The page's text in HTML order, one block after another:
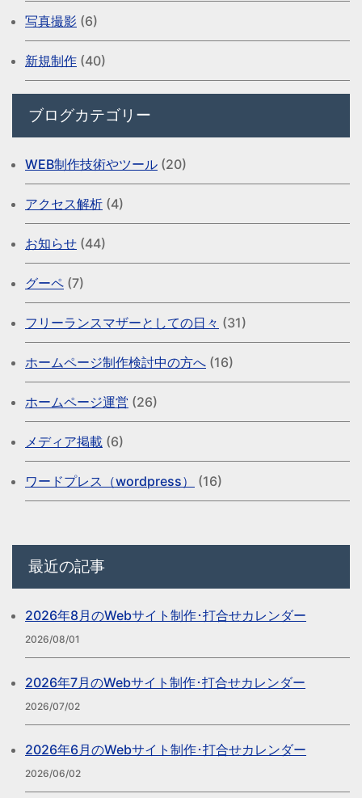
写真撮影 (6)
新規制作 (40)
ブログカテゴリー
WEB制作技術やツール (20)
アクセス解析 (4)
お知らせ (44)
グーペ (7)
フリーランスマザーとしての日々 (31)
ホームページ制作検討中の方へ (16)
ホームページ運営 (26)
メディア掲載 (6)
ワードプレス（wordpress） (16)
最近の記事
2026年8月のWebサイト制作･打合せカレンダー
2026/08/01
2026年7月のWebサイト制作･打合せカレンダー
2026/07/02
2026年6月のWebサイト制作･打合せカレンダー
2026/06/02